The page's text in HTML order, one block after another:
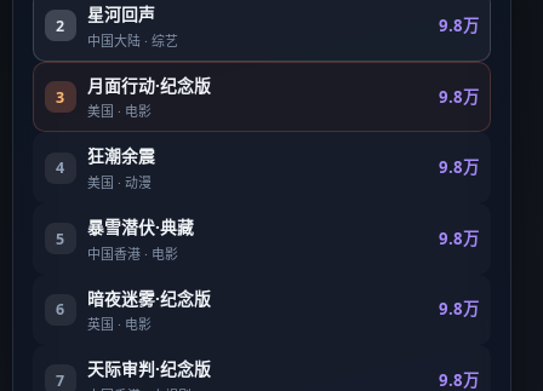
2
星河回声
中国大陆 ·综艺
9.8万
3
月面行动·纪念版
美国 · 电影
9.8万
4
狂潮余震
美国 ·动漫
9.8万
5
暴雪潜伏·典藏
中国香港 · 电影
9.8万
6
暗夜迷雾·纪念版
英国 · 电影
9.8万
7
天际审判·纪念版 9.8万